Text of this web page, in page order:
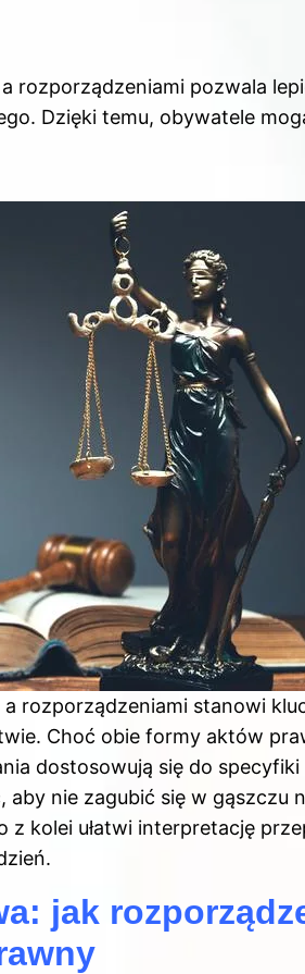
rozporządzeniami pozwala
Dzięki temu, obywatele
rozporządzeniami stanowi
Choć obie formy aktów
dostosowują się do
aby nie zagubić się w gąszczu
z kolei ułatwi interpretację
jak